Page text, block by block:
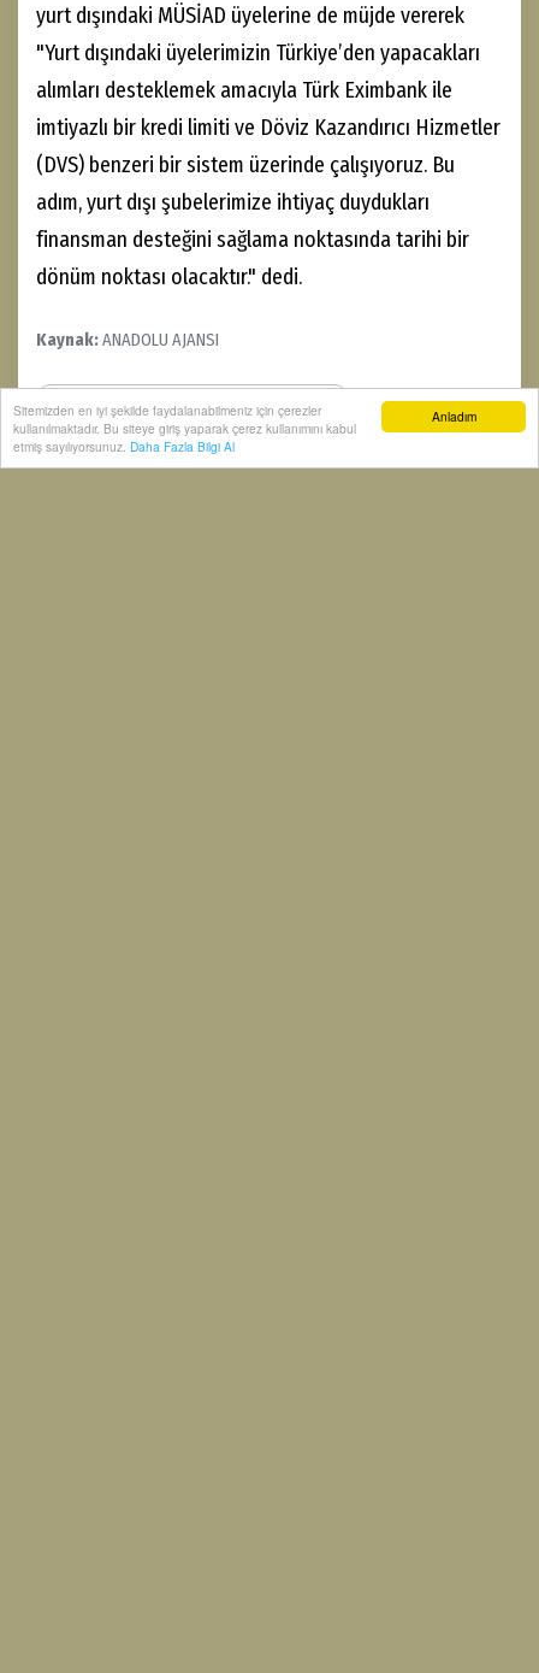
Anladım
Sitemizden en iyi şekilde faydalanabilmeniz için çerezler
kullanılmaktadır. Bu siteye giriş yaparak çerez kullanımını kabul
etmiş sayılıyorsunuz. Daha Fazla Bilgi Al
yurt dışındaki MÜSİAD üyelerine de müjde vererek
"Yurt dışındaki üyelerimizin Türkiye’den yapacakları
alımları desteklemek amacıyla Türk Eximbank ile
imtiyazlı bir kredi limiti ve Döviz Kazandırıcı Hizmetler
(DVS) benzeri bir sistem üzerinde çalışıyoruz. Bu
adım, yurt dışı şubelerimize ihtiyaç duydukları
finansman desteğini sağlama noktasında tarihi bir
dönüm noktası olacaktır." dedi.
Kaynak:ANADOLU AJANSI
bölgenin güvenli limanı haline gelmiştir